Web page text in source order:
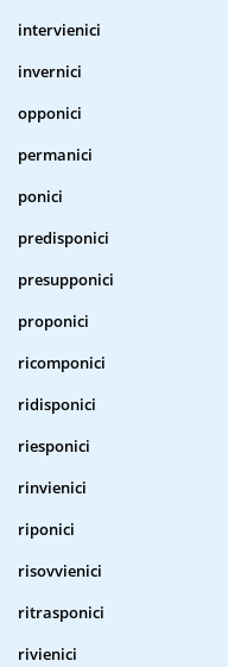
intervienici
invernici
opponici
permanici
ponici
predisponici
presupponici
proponici
ricomponici
ridisponici
riesponici
rinvienici
riponici
risovvienici
ritrasponici
rivienici